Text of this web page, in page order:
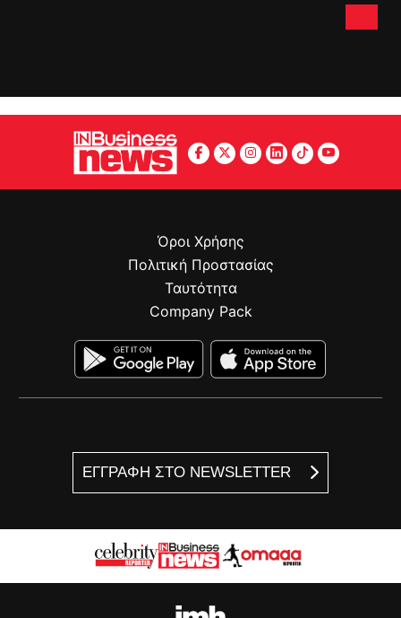
ΕΓΓΡΑΦΗ ΣΤΟ NEWSLETTER
Όροι Χρήσης
Πολιτική Προστασίας
Ταυτότητα
Company Pack